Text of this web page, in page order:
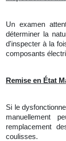
Un examen
déterminer la
d'inspecter à la
composants
Remise en État
Si le
manuellement
remplacement
coulisses.